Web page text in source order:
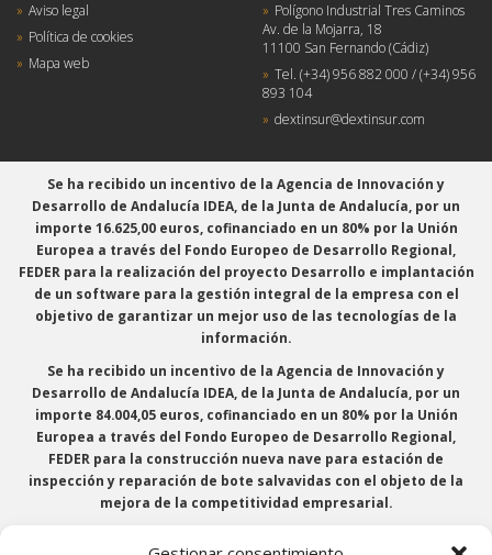
Aviso legal
Política de cookies
Mapa web
Polígono Industrial Tres Caminos
Av. de la Mojarra, 18
11100 San Fernando (Cádiz)
Tel. (+34) 956 882 000 /(+34) 956
893 104
dextinsur@dextinsur.com
Se ha recibido un incentivo de la Agencia de Innovación y
Desarrollo de Andalucía IDEA, de la Junta de Andalucía, por un
importe 16.625,00 euros, cofinanciado en un 80% por la Unión
Europea a través del Fondo Europeo de Desarrollo Regional,
FEDER para la realización del proyecto Desarrollo e implantación
de un software para la gestión integral de la empresa con el
objetivo de garantizar un mejor uso de las tecnologías de la
información.
Se ha recibido un incentivo de la Agencia de Innovación y
Desarrollo de Andalucía IDEA, de la Junta de Andalucía, por un
importe 84.004,05 euros, cofinanciado en un 80% por la Unión
Europea a través del Fondo Europeo de Desarrollo Regional,
FEDER para la construcción nueva nave para estación de
inspección y reparación de bote salvavidas con el objeto de la
mejora de la competitividad empresarial.